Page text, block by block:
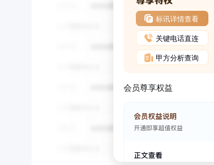
标讯详情查看
关键电话直连
甲方分析查询
会员尊享权益